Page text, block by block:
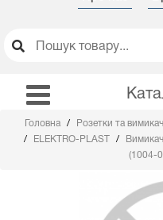
Головна Розетки та
ELEKTRO-PLAST
(1004-